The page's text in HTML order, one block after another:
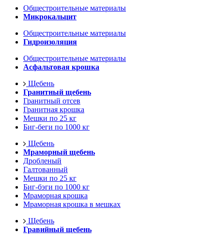
Общестроительные материалы
Микрокальцит
Общестроительные материалы
Гидроизоляция
Общестроительные материалы
Асфальтовая крошка
Щебень
Гранитный щебень
Гранитный отсев
Гранитная крошка
Мешки по 25 кг
Биг-беги по 1000 кг
Щебень
Мраморный щебень
Дробленый
Галтованный
Мешки по 25 кг
Биг-бэги по 1000 кг
Мраморная крошка
Мраморная крошка в мешках
Щебень
Гравийный щебень